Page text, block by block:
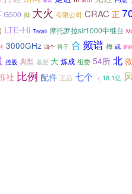
G500 脚 大火 有限公司 CRAC 正
LTE-Hi Tiscali 摩托罗拉slr1000中继台
3000GHz 四个 将于 合 频谱 梅 或 新标
控股 典型 基层 大 炼成 组委 54所 北
社 比例 配件 正品 七个 《 18.1亿